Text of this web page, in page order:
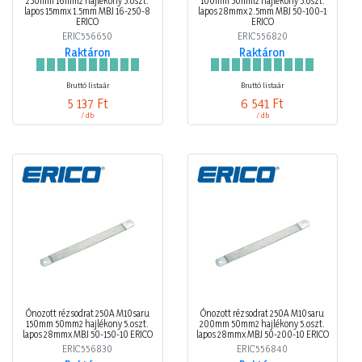
lapos 15mmx 1.5mm MBJ 16-250-8
ERICO
ERIC556650
Raktáron
Bruttó listaár
5 137 Ft
/ db
lapos 28mmx 2.5mm MBJ 50-100-1
ERICO
ERIC556820
Raktáron
Bruttó listaár
6 541 Ft
/ db
Ónozott rézsodrat 250A M10saru
150mm 50mm2 hajlékony 5.oszt.
lapos 28mmx MBJ 50-150-10 ERICO
ERIC556830
Ónozott rézsodrat 250A M10saru
200mm 50mm2 hajlékony 5.oszt.
lapos 28mmx MBJ 50-200-10 ERICO
ERIC556840